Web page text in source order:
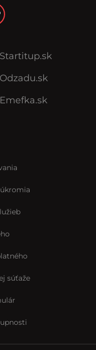
Startitup.sk
Odzadu.sk
Emefka.sk
súťaže